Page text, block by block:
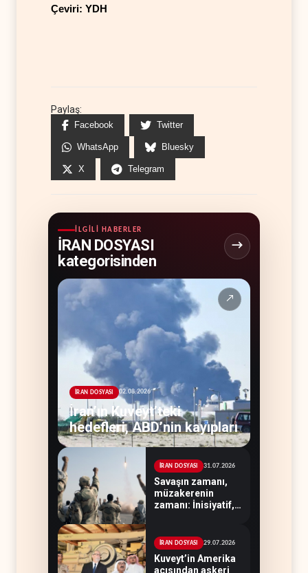
Çeviri: YDH
Paylaş:
Facebook Twitter
WhatsApp Bluesky
X Telegram
İLGILI HABERLER
İRAN DOSYASI
kategorisinden
↗
İRAN DOSYASI 02.08.2026
İran’ın Kuveyt’teki
hedefleri, ABD’nin kayıpları
İRAN DOSYASI 31.07.2026
Savaşın zamanı,
müzakerenin
zamanı: İnisiyatif,
İRAN DOSYASI 29.07.2026
Kuveyt’in Amerika
açısından askeri